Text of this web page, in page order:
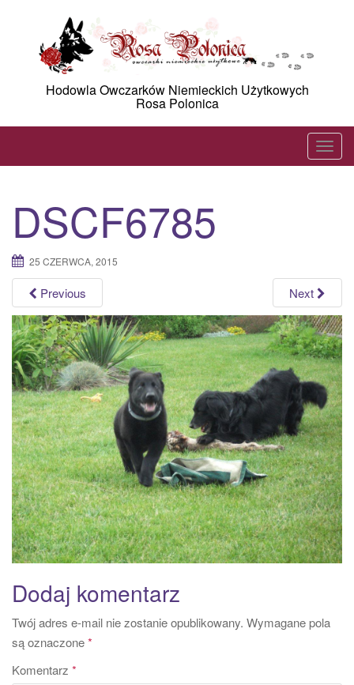
Hodowla Owczarków Niemieckich Użytkowych
Rosa Polonica
T
o
v
i
g
a
t
i
o
n
DSCF6785
25 CZERWCA, 2015
Previous Next
Dodaj komentarz
Twój adres e-mail nie zostanie opublikowany. Wymagane pola
są oznaczone*
Komentarz *